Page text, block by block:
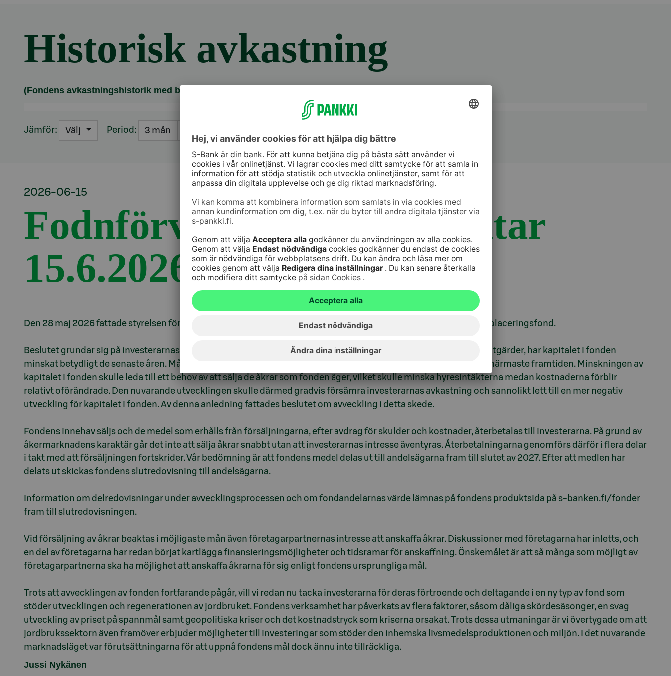
Avsnitt med titel Historisk avkastning
Historisk avkastning
(Fondens avkastningshistorik med beaktande av utbetald avkastning)
Jämför: Välj Period: 3 mån
2026-06-15
Fodnförvaltarens kommentar
15.6.2026
Den 28 maj 2026 fattade styrelsen för S-Banken Fondbolag Ab ett beslut om att avveckla S-Banken Åker Specialplaceringsfond.
Beslutet grundar sig på investerarnas intresse. Trots att vi har försökt förbättra fondens lönsamhet genom flera åtgärder, har kapitalet i fonden
minskat betydligt de senaste åren. Målen för tillväxt har inte kunnat uppnås och kan inte heller uppnås inom den närmaste framtiden. Minskningen av
kapitalet i fonden skulle leda till ett behov av att sälja de åkrar som fonden äger, vilket skulle minska hyresintäkterna medan kostnaderna förblir
relativt oförändrade. Den nuvarande utvecklingen skulle därmed gradvis försämra investerarnas avkastning och sannolikt lett till en mer negativ
utveckling för kapitalet i fonden. Av denna anledning fattades beslutet om avveckling i detta skede.
Fondens innehav säljs och de medel som erhålls från försäljningarna, efter avdrag för skulder och kostnader, återbetalas till investerarna. På grund av
åkermarknadens karaktär går det inte att sälja åkrar snabbt utan att investerarnas intresse äventyras. Återbetalningarna genomförs därför i flera delar
i takt med att försäljningen fortskrider. Vår bedömning är att fondens medel delas ut till andelsägarna fram till slutet av 2027. Efter att medlen har
delats ut skickas fondens slutredovisning till andelsägarna.
Information om delredovisningar under avvecklingsprocessen och om fondandelarnas värde lämnas på fondens produktsida på s-banken.fi/fonder
fram till slutredovisningen.
Vid försäljning av åkrar beaktas i möjligaste mån även företagarpartnernas intresse att anskaffa åkrar. Diskussioner med företagarna har inletts, och
en del av företagarna har redan börjat kartlägga finansieringsmöjligheter och tidsramar för anskaffning. Önskemålet är att så många som möjligt av
företagarpartnerna ska ha möjlighet att anskaffa åkrarna för sig enligt fondens ursprungliga mål.
Trots att avvecklingen av fonden fortfarande pågår, vill vi redan nu tacka investerarna för deras förtroende och deltagande i en ny typ av fond som
stöder utvecklingen och regenerationen av jordbruket. Fondens verksamhet har påverkats av flera faktorer, såsom dåliga skördesäsonger, en svag
utveckling av priset på spannmål samt geopolitiska kriser och det kostnadstryck som kriserna orsakat. Trots dessa utmaningar är vi övertygade om att
jordbrukssektorn även framöver erbjuder möjligheter till investeringar som stöder den inhemska livsmedelsproduktionen och miljön. I det nuvarande
Jussi Nykänen